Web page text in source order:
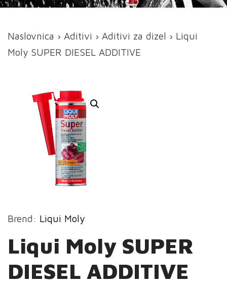
Naslovnica › Aditivi › Aditivi za dizel › Liqui
Moly SUPER DIESEL ADDITIVE
Brend: Liqui Moly
Liqui Moly SUPER
DIESEL ADDITIVE